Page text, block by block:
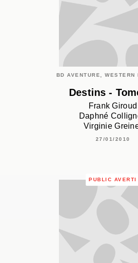
BD AVENTURE, WESTERN
Destins -
Frank Giroud
Daphné
Virginie
27/01/2010
PUBLIC AVERTI